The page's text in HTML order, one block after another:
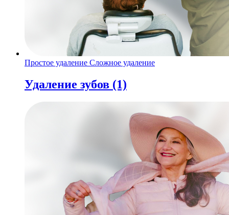
Простое удаление Сложное удаление
Удаление зубов (1)